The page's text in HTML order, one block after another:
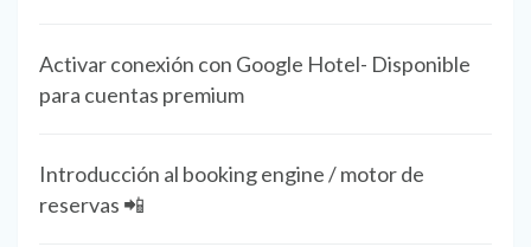
Activar conexión con Google Hotel- Disponible
para cuentas premium
Introducción al booking engine / motor de
reservas 📲